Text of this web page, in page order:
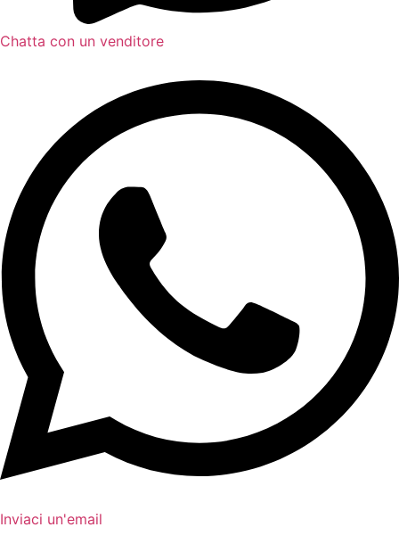
Chatta con un venditore
Inviaci un'email